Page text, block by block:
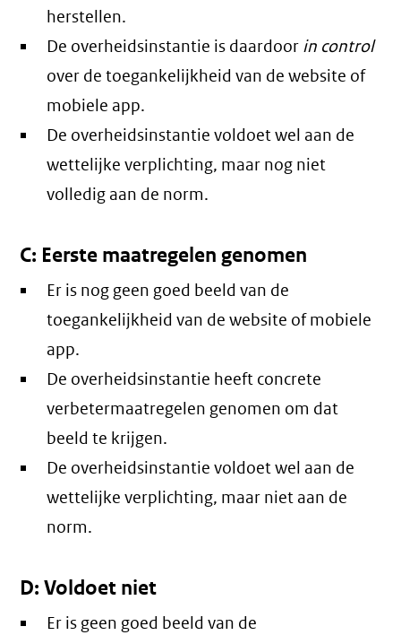
herstellen.
De overheidsinstantie is daardoor in control
over de toegankelijkheid van de website of
mobiele app.
De overheidsinstantie voldoet wel aan de
wettelijke verplichting, maar nog niet
volledig aan de norm.
C: Eerste maatregelen genomen
Er is nog geen goed beeld van de
toegankelijkheid van de website of mobiele
app.
De overheidsinstantie heeft concrete
verbetermaatregelen genomen om dat
beeld te krijgen.
De overheidsinstantie voldoet wel aan de
wettelijke verplichting, maar niet aan de
norm.
D: Voldoet niet
Er is geen goed beeld van de